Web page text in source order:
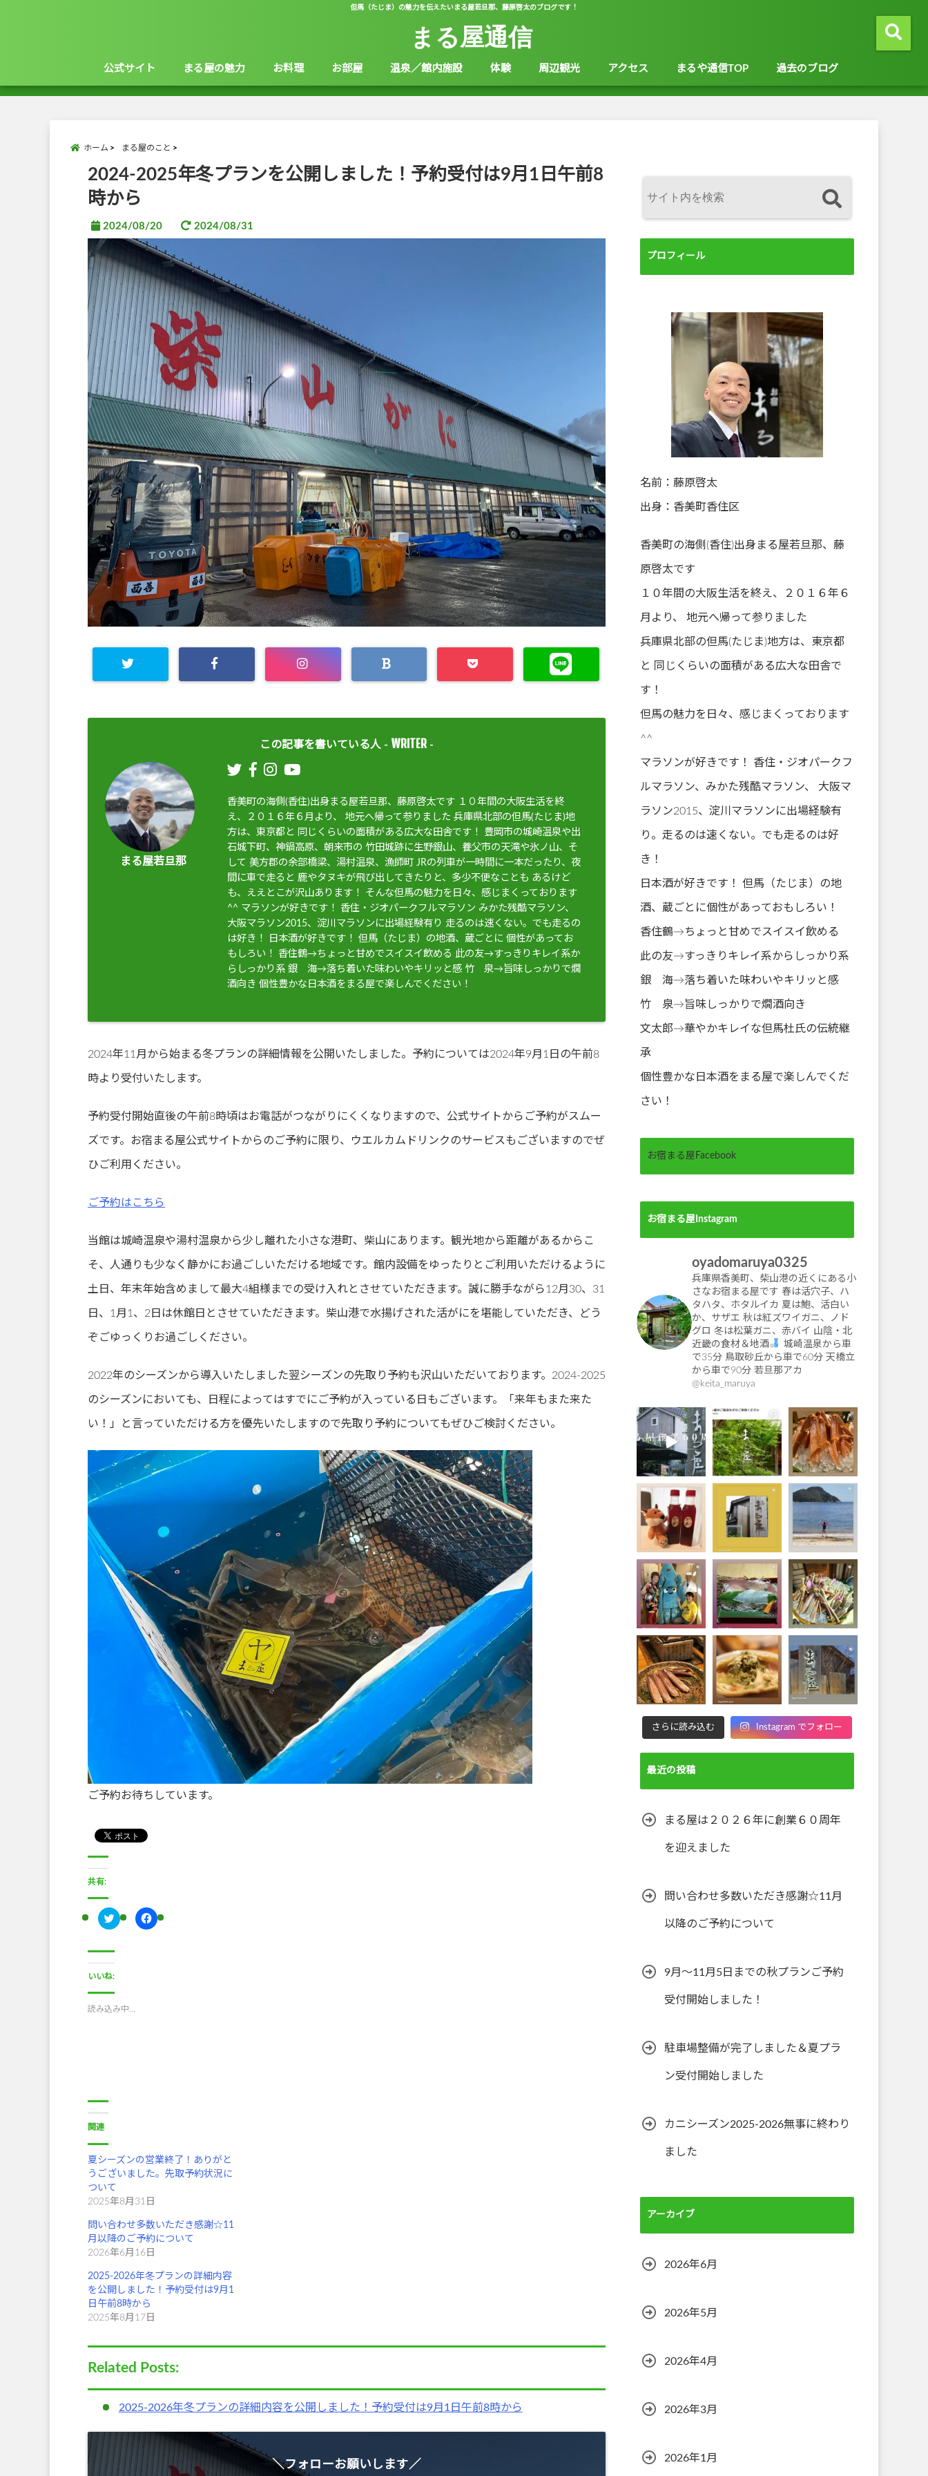
但馬（たじま）の魅力を伝えたいまる屋若旦那、藤原啓太のブログです！
まる屋通信
公式サイト まる屋の魅力 お料理 お部屋 温泉／館内施設 体験 周辺観光 アクセス まるや通信TOP 過去のブログ
ホーム まる屋のこと
2024-2025年冬プランを公開しました！予約受付は9月1日午前8
時から
2024/08/20 2024/08/31
この記事を書いている人 - WRITER -
まる屋若旦那
香美町の海側(香住)出身まる屋若旦那、藤原啓太です １０年間の大阪生活を終
え、２０１６年６月より、 地元へ帰って参りました 兵庫県北部の但馬(たじま)地
方は、東京都と 同じくらいの面積がある広大な田舎です！ 豊岡市の城崎温泉や出
石城下町、神鍋高原、朝来市の 竹田城跡に生野銀山、養父市の天滝や氷ノ山、そ
して 美方郡の余部橋梁、湯村温泉、漁師町 JRの列車が一時間に一本だったり、夜
間に車で走ると 鹿やタヌキが飛び出してきたりと、多少不便なことも あるけど
も、ええとこが沢山あります！ そんな但馬の魅力を日々、感じまくっております
^^ マラソンが好きです！ 香住・ジオパークフルマラソン みかた残酷マラソン、
大阪マラソン2015、淀川マラソンに出場経験有り 走るのは速くない。でも走るの
は好き！ 日本酒が好きです！ 但馬（たじま）の地酒、蔵ごとに 個性があってお
もしろい！ 香住鶴→ちょっと甘めでスイスイ飲める 此の友→すっきりキレイ系か
らしっかり系 銀 海→落ち着いた味わいやキリッと感 竹 泉→旨味しっかりで燗
酒向き 個性豊かな日本酒をまる屋で楽しんでください！
2024年11月から始まる冬プランの詳細情報を公開いたしました。予約については2024年9月1日の午前8
時より受付いたします。
予約受付開始直後の午前8時頃はお電話がつながりにくくなりますので、公式サイトからご予約がスムー
ズです。お宿まる屋公式サイトからのご予約に限り、ウエルカムドリンクのサービスもございますのでぜ
ひご利用ください。
ご予約はこちら
当館は城崎温泉や湯村温泉から少し離れた小さな港町、柴山にあります。観光地から距離があるからこ
そ、人通りも少なく静かにお過ごしいただける地域です。館内設備をゆったりとご利用いただけるように
土日、年末年始含めまして最大4組様までの受け入れとさせていただきます。誠に勝手ながら12月30、31
日、1月1、2日は休館日とさせていただきます。柴山港で水揚げされた活がにを堪能していただき、どう
ぞごゆっくりお過ごしください。
2022年のシーズンから導入いたしました翌シーズンの先取り予約も沢山いただいております。2024-2025
のシーズンにおいても、日程によってはすでにご予約が入っている日もございます。「来年もまた来た
い！」と言っていただける方を優先いたしますので先取り予約についてもぜひご検討ください。
ご予約お待ちしています。
共有:
ク
リ
t
e
き
ま
す
)
F
a
し
い
ウ
ン
ド
で
開
き
ま
す
いいね:
読み込み中…
関連
夏シーズンの営業終了！ありがと
うございました。先取予約状況に
ついて
2025年8月31日
問い合わせ多数いただき感謝☆11
月以降のご予約について
2026年6月16日
2025-2026年冬プランの詳細内容
を公開しました！予約受付は9月1
日午前8時から
2025年8月17日
Related Posts:
2025-2026年冬プランの詳細内容を公開しました！予約受付は9月1日午前8時から
＼フォローお願いします／
プロフィール
名前：藤原啓太
出身：香美町香住区
香美町の海側(香住)出身まる屋若旦那、藤
原啓太です
１０年間の大阪生活を終え、２０１６年６
月より、 地元へ帰って参りました
兵庫県北部の但馬(たじま)地方は、東京都
と 同じくらいの面積がある広大な田舎で
す！
但馬の魅力を日々、感じまくっております
^^
マラソンが好きです！ 香住・ジオパークフ
ルマラソン、みかた残酷マラソン、 大阪マ
ラソン2015、淀川マラソンに出場経験有
り。走るのは速くない。でも走るのは好
き！
日本酒が好きです！ 但馬（たじま）の地
酒、蔵ごとに個性があっておもしろい！
香住鶴→ちょっと甘めでスイスイ飲める
此の友→すっきりキレイ系からしっかり系
銀 海→落ち着いた味わいやキリッと感
竹 泉→旨味しっかりで燗酒向き
文太郎→華やかキレイな但馬杜氏の伝統継
承
個性豊かな日本酒をまる屋で楽しんでくだ
さい！
お宿まる屋Facebook
お宿まる屋Instagram
oyadomaruya0325
兵庫県香美町、柴山港の近くにある小
さなお宿まる屋です 春は活穴子、ハ
タハタ、ホタルイカ 夏は鮑、活白い
か、サザエ 秋は紅ズワイガニ、ノド
グロ 冬は松葉ガニ、赤バイ 山陰・北
近畿の食材＆地酒
城崎温泉から車
で35分 鳥取砂丘から車で60分 天橋立
から車で90分 若旦那アカ
@keita_maruya
さらに読み込む Instagram でフォロー
最近の投稿
まる屋は２０２６年に創業６０周年
を迎えました
問い合わせ多数いただき感謝☆11月
以降のご予約について
9月～11月5日までの秋プランご予約
受付開始しました！
駐車場整備が完了しました＆夏プラ
ン受付開始しました
カニシーズン2025-2026無事に終わり
ました
アーカイブ
2026年6月
2026年5月
2026年4月
2026年3月
2026年1月